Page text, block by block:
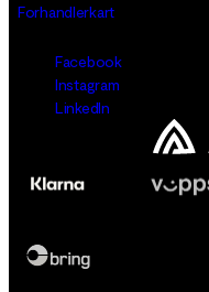
Forhandlerkart
Facebook
Instagram
LinkedIn